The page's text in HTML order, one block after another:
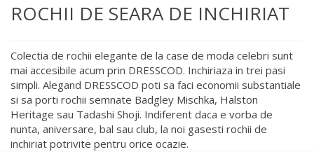
ROCHII DE SEARA DE INCHIRIAT
Colectia de rochii elegante de la case de moda celebri sunt
mai accesibile acum prin DRESSCOD. Inchiriaza in trei pasi
simpli. Alegand DRESSCOD poti sa faci economii substantiale
si sa porti rochii semnate Badgley Mischka, Halston
Heritage sau Tadashi Shoji. Indiferent daca e vorba de
nunta, aniversare, bal sau club, la noi gasesti rochii de
inchiriat potrivite pentru orice ocazie.